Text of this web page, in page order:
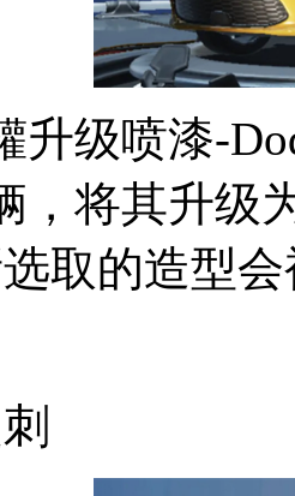
升级喷漆-
，将其升级
取的造型